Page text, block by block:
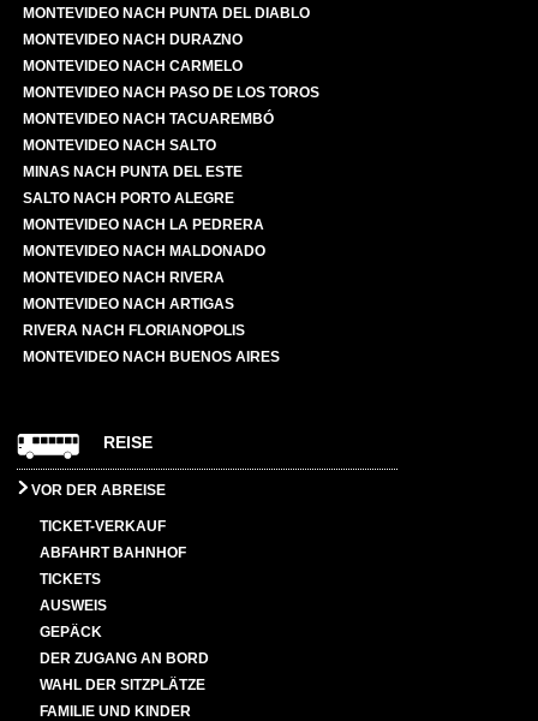
MONTEVIDEO NACH PUNTA DEL DIABLO
MONTEVIDEO NACH DURAZNO
MONTEVIDEO NACH CARMELO
MONTEVIDEO NACH PASO DE LOS TOROS
MONTEVIDEO NACH TACUAREMBÓ
MONTEVIDEO NACH SALTO
MINAS NACH PUNTA DEL ESTE
SALTO NACH PORTO ALEGRE
MONTEVIDEO NACH LA PEDRERA
MONTEVIDEO NACH MALDONADO
MONTEVIDEO NACH RIVERA
MONTEVIDEO NACH ARTIGAS
RIVERA NACH FLORIANOPOLIS
MONTEVIDEO NACH BUENOS AIRES
REISE
VOR DER ABREISE
TICKET-VERKAUF
ABFAHRT BAHNHOF
TICKETS
AUSWEIS
GEPÄCK
DER ZUGANG AN BORD
WAHL DER SITZPLÄTZE
FAMILIE UND KINDER